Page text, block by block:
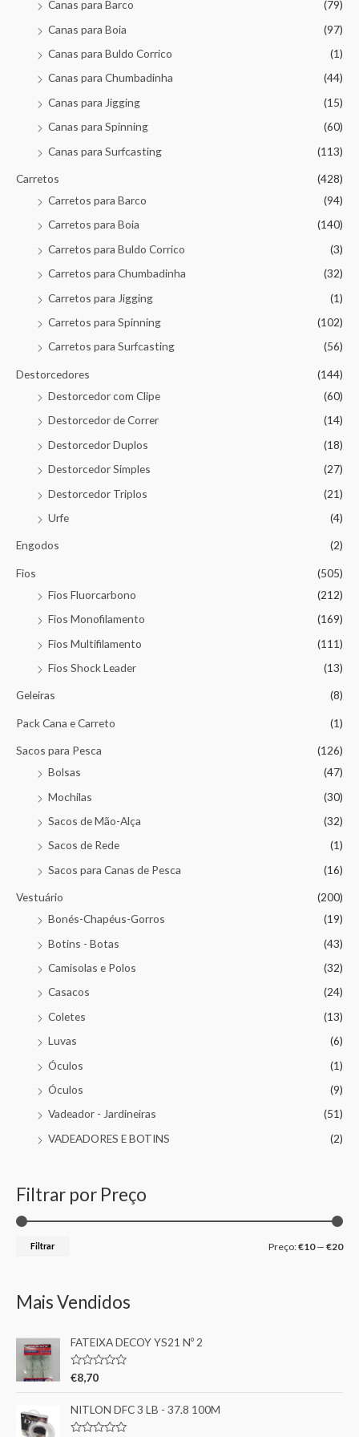
Canas para Barco
(79)
Canas para Boia
(97)
Canas para Buldo Corrico
(1)
Canas para Chumbadinha
(44)
Canas para Jigging
(15)
Canas para Spinning
(60)
Canas para Surfcasting
(113)
Carretos
(428)
Carretos para Barco
(94)
Carretos para Boia
(140)
Carretos para Buldo Corrico
(3)
Carretos para Chumbadinha
(32)
Carretos para Jigging
(1)
Carretos para Spinning
(102)
Carretos para Surfcasting
(56)
Destorcedores
(144)
Destorcedor com Clipe
(60)
Destorcedor de Correr
(14)
Destorcedor Duplos
(18)
Destorcedor Simples
(27)
Destorcedor Triplos
(21)
Urfe
(4)
Engodos (2)
Fios
(505)
Fios Fluorcarbono
(212)
Fios Monofilamento
(169)
Fios Multifilamento
(111)
Fios Shock Leader
(13)
Geleiras (8)
Pack Cana e Carreto (1)
Sacos para Pesca
(126)
Bolsas
(47)
Mochilas
(30)
Sacos de Mão-Alça
(32)
Sacos de Rede
(1)
Sacos para Canas de Pesca
(16)
Vestuário
(200)
Bonés-Chapéus-Gorros
(19)
Botins - Botas
(43)
Camisolas e Polos
(32)
Casacos
(24)
Coletes
(13)
Luvas
(6)
Óculos
(1)
Óculos
(9)
Vadeador - Jardineiras
(51)
VADEADORES E BOTINS
(2)
Filtrar por Preço
Filtrar Preço:€10— €20
Mais Vendidos
FATEIXA DECOY YS21 Nº 2
A
l
i
a
€8,70
NITLON DFC 3 LB - 37.8 100M